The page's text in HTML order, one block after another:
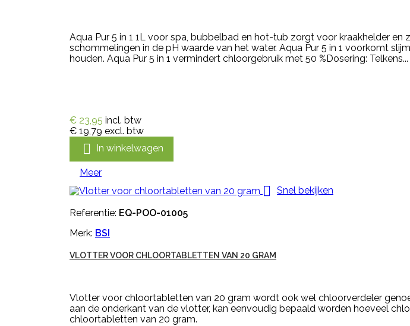
Aqua Pur 5 in 1 1L voor spa, bubbelbad en hot-tub zorgt voor kraakhelder
schommelingen in de pH waarde van het water. Aqua Pur 5 in 1 voorkomt
houden. Aqua Pur 5 in 1 vermindert chloorgebruik met 50 %Dosering: Telkens...
€ 23,95 incl. btw
€ 19,79 excl. btw
 In winkelwagen
Meer
 Snel bekijken
Referentie: EQ-POO-01005
Merk: BSI
VLOTTER VOOR CHLOORTABLETTEN VAN 20 GRAM
Vlotter voor chloortabletten van 20 gram wordt ook wel chloorverdeler
aan de onderkant van de vlotter, kan eenvoudig bepaald worden hoeveel
chloortabletten van 20 gram.